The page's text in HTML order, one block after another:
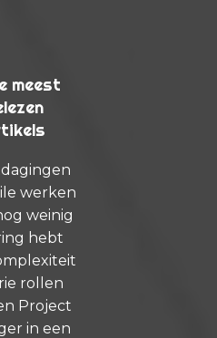
meest
werken
weinig
hebt
rollen
Project
in een